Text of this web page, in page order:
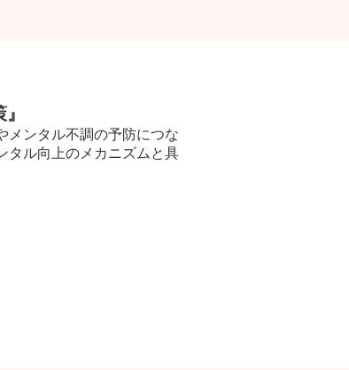
メンタル不調の予防につな
タル向上のメカニズムと具